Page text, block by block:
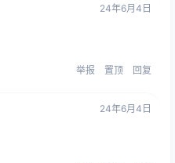
24年6月4日
举报 置顶 回复
24年6月4日